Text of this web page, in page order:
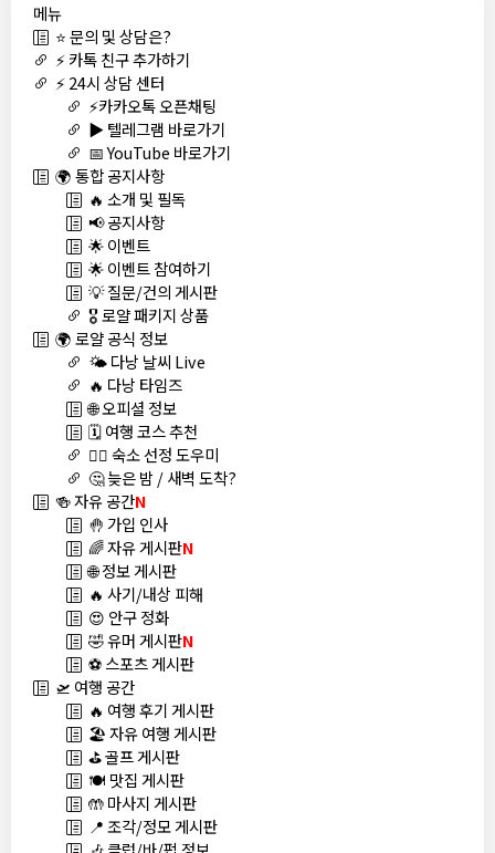
메뉴
⭐ 문의 및 상담은?
⚡ 카톡 친구 추가하기
⚡ 24시 상담 센터
⚡카카오톡 오픈채팅
▶️ 텔레그램 바로가기
📅 YouTube 바로가기
🌍 통합 공지사항
🔥 소개 및 필독
📢 공지사항
🌟 이벤트
🌟 이벤트 참여하기
💡 질문/건의 게시판
🎖️ 로얄 패키지 상품
🌍 로얄 공식 정보
🌤️ 다낭 날씨 Live
🔥 다낭 타임즈
🌐 오피셜 정보
🗓️ 여행 코스 추천
🏊‍♀️ 숙소 선정 도우미
🤔 늦은 밤 / 새벽 도착?
🍻 자유 공간N
🤚 가입 인사
🌈 자유 게시판N
🌐 정보 게시판
🔥 사기/내상 피해
😍 안구 정화
🤣 유머 게시판N
⚽ 스포츠 게시판
🛫 여행 공간
🔥 여행 후기 게시판
🏖️ 자유 여행 게시판
⛳ 골프 게시판
🍽️ 맛집 게시판
🤲 마사지 게시판
📍 조각/정모 게시판